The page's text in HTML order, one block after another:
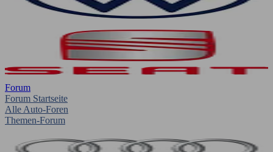
Forum
Forum Startseite
Alle Auto-Foren
Themen-Forum